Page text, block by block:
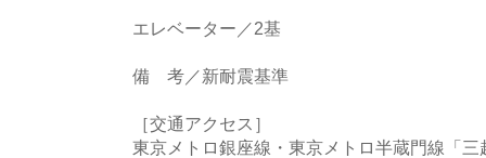
エレベーター／2基
備 考／新耐震基準
［交通アクセス］
東京メトロ銀座線・東京メトロ半蔵門線「